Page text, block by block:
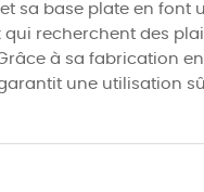
sa base plate en font
qui recherchent des
à sa fabrication
une utilisation